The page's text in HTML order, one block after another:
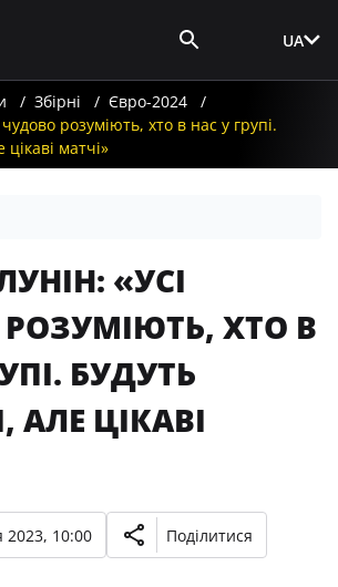
UA
Збірні
Євро-2024
розуміють, хто в нас у групі.
цікаві матчі»
«УСІ
ХТО В
БУДУТЬ
АЛЕ ЦІКАВІ
2023, 10:00 Поділитися